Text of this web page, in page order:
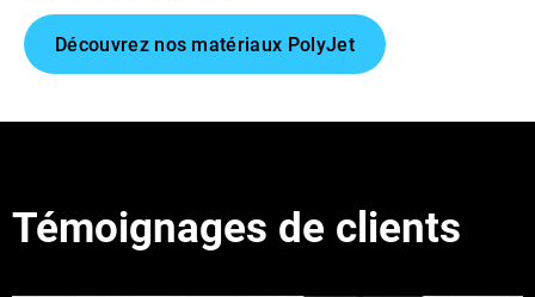
Découvrez nos matériaux PolyJet
Témoignages de clients